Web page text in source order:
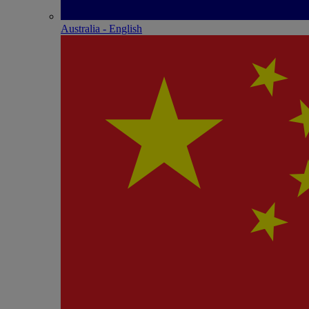
Australia - English